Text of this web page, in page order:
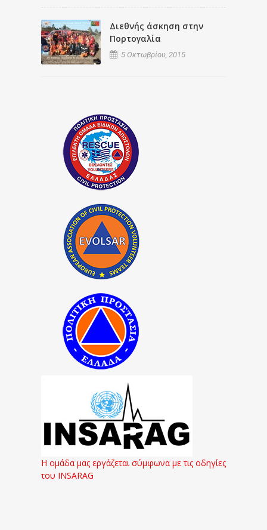
Διεθνής άσκηση στην
Πορτογαλία
5 Οκτωβρίου, 2015
Η ομάδα μας εργάζεται σύμφωνα με τις οδηγίες
του INSARAG